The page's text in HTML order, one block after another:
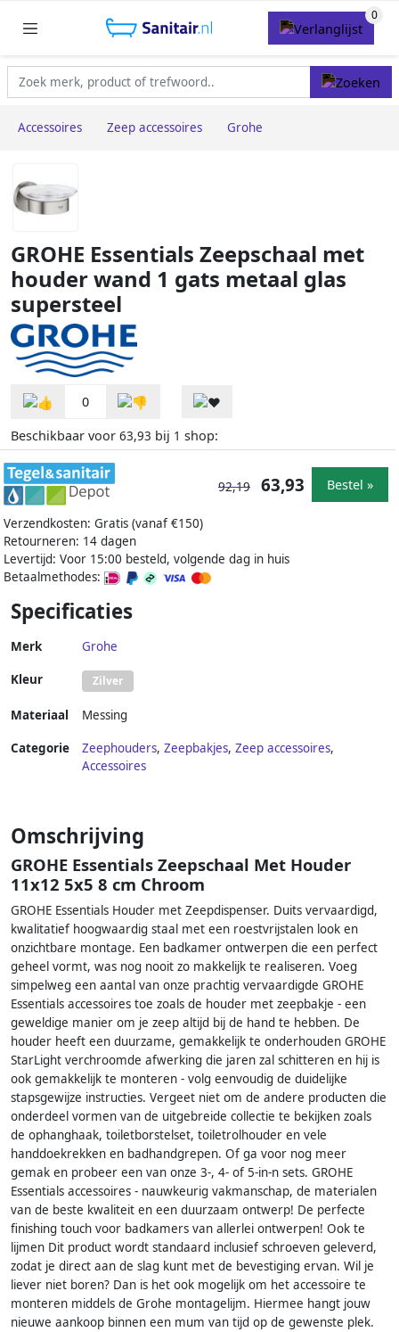
Accessoires Zeep accessoires Grohe
GROHE Essentials Zeepschaal met
houder wand 1 gats metaal glas
supersteel
0
Beschikbaar voor 63,93 bij 1 shop:
Verzendkosten: Gratis (vanaf €150)
Retourneren: 14 dagen
Levertijd: Voor 15:00 besteld, volgende dag in huis
Betaalmethodes:
92,19 63,93 Bestel »
Specificaties
Merk Grohe
Kleur Zilver
Materiaal Messing
Categorie Zeephouders, Zeepbakjes, Zeep accessoires,
Accessoires
Omschrijving
GROHE Essentials Zeepschaal Met Houder
11x12 5x5 8 cm Chroom
GROHE Essentials Houder met Zeepdispenser. Duits vervaardigd,
kwalitatief hoogwaardig staal met een roestvrijstalen look en
onzichtbare montage. Een badkamer ontwerpen die een perfect
geheel vormt, was nog nooit zo makkelijk te realiseren. Voeg
simpelweg een aantal van onze prachtig vervaardigde GROHE
Essentials accessoires toe zoals de houder met zeepbakje - een
geweldige manier om je zeep altijd bij de hand te hebben. De
houder heeft een duurzame, gemakkelijk te onderhouden GROHE
StarLight verchroomde afwerking die jaren zal schitteren en hij is
ook gemakkelijk te monteren - volg eenvoudig de duidelijke
stapsgewijze instructies. Vergeet niet om de andere producten die
onderdeel vormen van de uitgebreide collectie te bekijken zoals
de ophanghaak, toiletborstelset, toiletrolhouder en vele
handdoekrekken en badhandgrepen. Of ga voor nog meer
gemak en probeer een van onze 3-, 4- of 5-in-n sets. GROHE
Essentials accessoires - nauwkeurig vakmanschap, de materialen
van de beste kwaliteit en een duurzaam ontwerp! De perfecte
finishing touch voor badkamers van allerlei ontwerpen! Ook te
lijmen Dit product wordt standaard inclusief schroeven geleverd,
zodat je direct aan de slag kunt met de bevestiging ervan. Wil je
liever niet boren? Dan is het ook mogelijk om het accessoire te
monteren middels de Grohe montagelijm. Hiermee hangt jouw
nieuwe aankoop binnen een mum van tijd op de gewenste plek.